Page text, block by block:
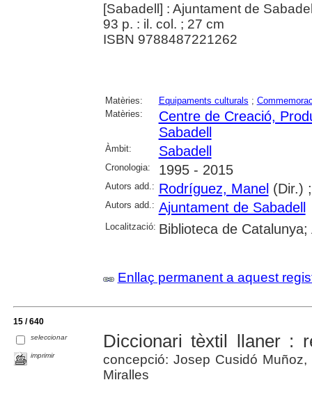
[Sabadell] : Ajuntament de
93 p. : il. col. ; 27 cm
ISBN 9788487221262
Matèries: Equipaments culturals ;
Matèries:
Centre de Creació,
Sabadell
Àmbit: Sabadell
Cronologia: 1995 - 2015
Autors add.: Rodríguez, Manel(Dir.)
Autors add.: Ajuntament de Sabadell
Localització: Biblioteca de
Enllaç permanent a aquest
15 / 640
seleccionar
imprimir
Diccionari tèxtil llaner :
concepció: Josep Cusidó
Miralles